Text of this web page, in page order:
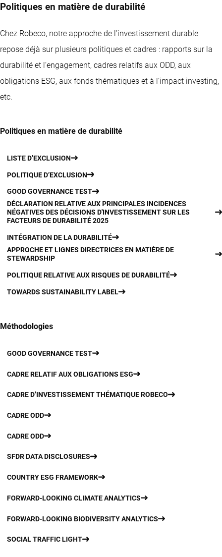
Politiques en matière de durabilité
Chez Robeco, notre approche de l’investissement durable
repose déjà sur plusieurs politiques et cadres : rapports sur la
durabilité et l’engagement, cadres relatifs aux ODD, aux
obligations ESG, aux fonds thématiques et à l’impact investing,
etc.
Politiques en matière de durabilité
LISTE D’EXCLUSION
POLITIQUE D’EXCLUSION
GOOD GOVERNANCE TEST
DÉCLARATION RELATIVE AUX PRINCIPALES INCIDENCES
NÉGATIVES DES DÉCISIONS D'INVESTISSEMENT SUR LES
FACTEURS DE DURABILITÉ 2025
INTÉGRATION DE LA DURABILITÉ
APPROCHE ET LIGNES DIRECTRICES EN MATIÈRE DE
STEWARDSHIP
POLITIQUE RELATIVE AUX RISQUES DE DURABILITÉ
TOWARDS SUSTAINABILITY LABEL
Méthodologies
GOOD GOVERNANCE TEST
CADRE RELATIF AUX OBLIGATIONS ESG
CADRE D’INVESTISSEMENT THÉMATIQUE ROBECO
CADRE ODD
CADRE ODD
SFDR DATA DISCLOSURES
COUNTRY ESG FRAMEWORK
FORWARD-LOOKING CLIMATE ANALYTICS
FORWARD-LOOKING BIODIVERSITY ANALYTICS
SOCIAL TRAFFIC LIGHT